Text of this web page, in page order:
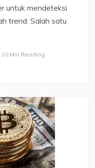
untuk mendeteksi
trend. Salah satu
10 Min Reading